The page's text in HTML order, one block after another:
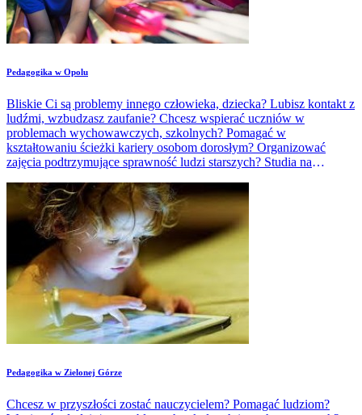
Pedagogika w Opolu
Bliskie Ci są problemy innego człowieka, dziecka? Lubisz kontakt z
ludźmi, wzbudzasz zaufanie? Chcesz wspierać uczniów w
problemach wychowawczych, szkolnych? Pomagać w
kształtowaniu ścieżki kariery osobom dorosłym? Organizować
zajęcia podtrzymujące sprawność ludzi starszych? Studia na
Pedagogika w Zielonej Górze
Chcesz w przyszłości zostać nauczycielem? Pomagać ludziom?